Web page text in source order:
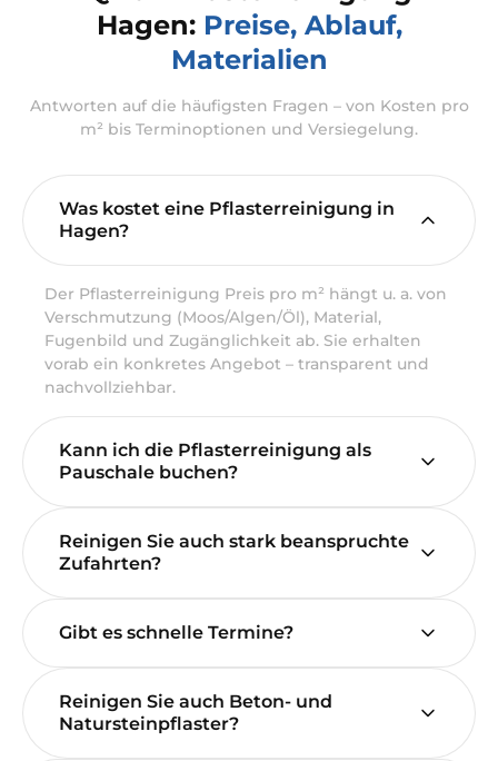
Hagen: Preise, Ablauf,
Materialien
Antworten auf die häufigsten Fragen – von Kosten pro
m² bis Terminoptionen und Versiegelung.
Was kostet eine Pflasterreinigung in
Hagen?
Der Pflasterreinigung Preis pro m² hängt u. a. von
Verschmutzung (Moos/Algen/Öl), Material,
Fugenbild und Zugänglichkeit ab. Sie erhalten
vorab ein konkretes Angebot – transparent und
nachvollziehbar.
Kann ich die Pflasterreinigung als
Pauschale buchen?
Reinigen Sie auch stark beanspruchte
Zufahrten?
Gibt es schnelle Termine?
Reinigen Sie auch Beton- und
Natursteinpflaster?